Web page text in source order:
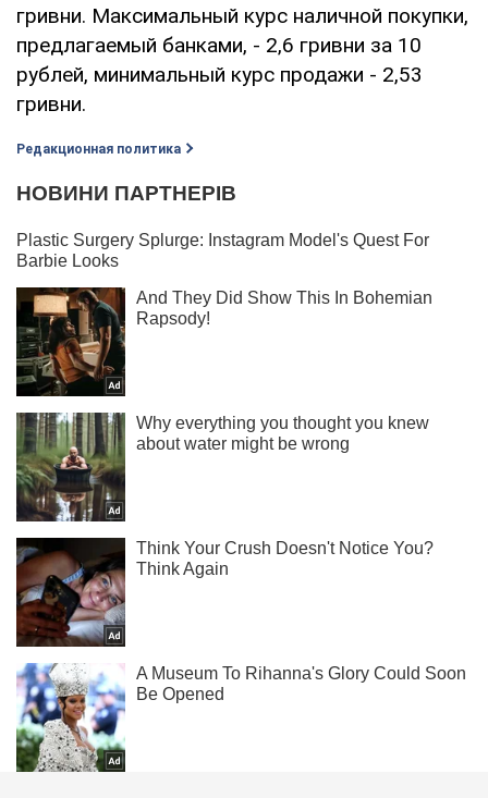
гривни. Максимальный курс наличной покупки,
предлагаемый банками, - 2,6 гривни за 10
рублей, минимальный курс продажи - 2,53
гривни.
Редакционная политика